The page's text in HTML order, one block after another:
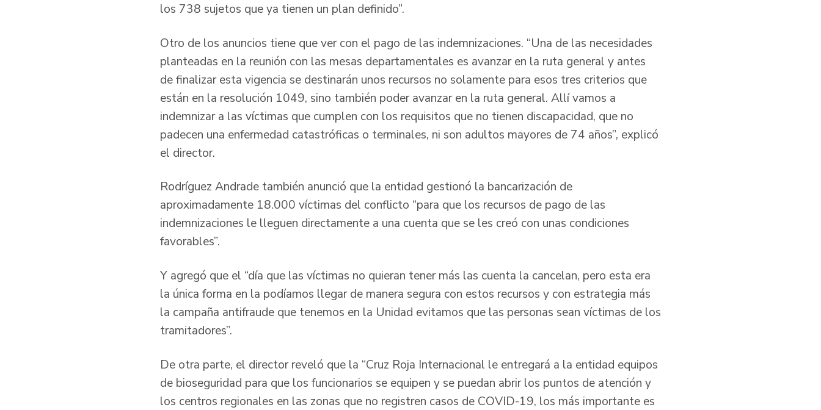
los 738 sujetos que ya tienen un plan definido”.
Otro de los anuncios tiene que ver con el pago de las indemnizaciones. “Una de las necesidades
planteadas en la reunión con las mesas departamentales es avanzar en la ruta general y antes
de finalizar esta vigencia se destinarán unos recursos no solamente para esos tres criterios que
están en la resolución 1049, sino también poder avanzar en la ruta general. Allí vamos a
indemnizar a las víctimas que cumplen con los requisitos que no tienen discapacidad, que no
padecen una enfermedad catastróficas o terminales, ni son adultos mayores de 74 años”, explicó
el director.
Rodríguez Andrade también anunció que la entidad gestionó la bancarización de
aproximadamente 18.000 víctimas del conflicto “para que los recursos de pago de las
indemnizaciones le lleguen directamente a una cuenta que se les creó con unas condiciones
favorables”.
Y agregó que el “día que las víctimas no quieran tener más las cuenta la cancelan, pero esta era
la única forma en la podíamos llegar de manera segura con estos recursos y con estrategia más
la campaña antifraude que tenemos en la Unidad evitamos que las personas sean víctimas de los
tramitadores”.
De otra parte, el director reveló que la “Cruz Roja Internacional le entregará a la entidad equipos
de bioseguridad para que los funcionarios se equipen y se puedan abrir los puntos de atención y
los centros regionales en las zonas que no registren casos de COVID-19, los más importante es